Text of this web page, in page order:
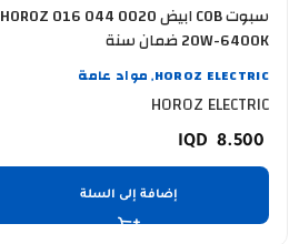
سبوت COB ابيض HOROZ 016 044 0020
20W-6400K ضمان سنة
HOROZ ELECTRIC
, مواد عامة
HOROZ ELECTRIC
8.500
إضافة إلى السلة